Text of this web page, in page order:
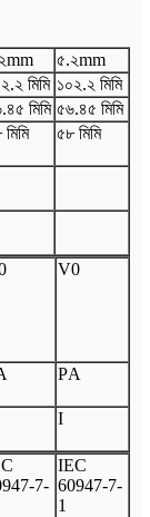
mm ৫.২mm
মিমি ১০২.২ মিমি
মিমি ৫৬.৪৫ মিমি
৫৮ মিমি
V0
PA
I
-7-
IEC
60947-7-
1